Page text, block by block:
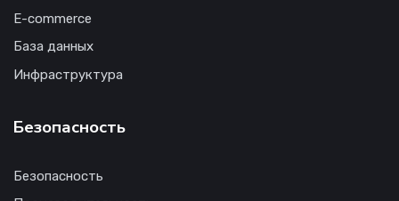
E-commerce
База данных
Инфраструктура
Безопасность
Безопасность